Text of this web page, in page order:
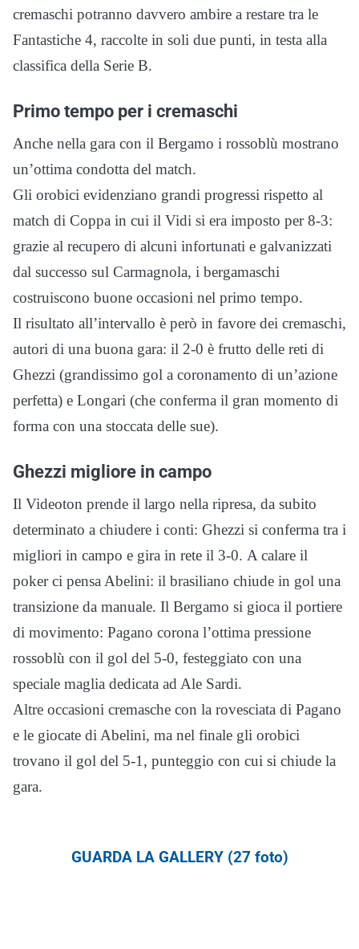
cremaschi potranno davvero ambire a restare tra le
Fantastiche 4, raccolte in soli due punti, in testa alla
classifica della Serie B.
Primo tempo per i cremaschi
Anche nella gara con il Bergamo i rossoblù mostrano
un’ottima condotta del match.
Gli orobici evidenziano grandi progressi rispetto al
match di Coppa in cui il Vidi si era imposto per 8-3:
grazie al recupero di alcuni infortunati e galvanizzati
dal successo sul Carmagnola, i bergamaschi
costruiscono buone occasioni nel primo tempo.
Il risultato all’intervallo è però in favore dei cremaschi,
autori di una buona gara: il 2-0 è frutto delle reti di
Ghezzi (grandissimo gol a coronamento di un’azione
perfetta) e Longari (che conferma il gran momento di
forma con una stoccata delle sue).
Ghezzi migliore in campo
Il Videoton prende il largo nella ripresa, da subito
determinato a chiudere i conti: Ghezzi si conferma tra i
migliori in campo e gira in rete il 3-0. A calare il
poker ci pensa Abelini: il brasiliano chiude in gol una
transizione da manuale. Il Bergamo si gioca il portiere
di movimento: Pagano corona l’ottima pressione
rossoblù con il gol del 5-0, festeggiato con una
speciale maglia dedicata ad Ale Sardi.
Altre occasioni cremasche con la rovesciata di Pagano
e le giocate di Abelini, ma nel finale gli orobici
trovano il gol del 5-1, punteggio con cui si chiude la
gara.
GUARDA LA GALLERY (27 foto)